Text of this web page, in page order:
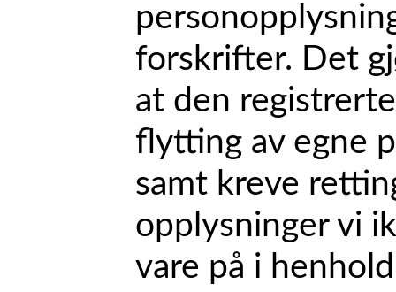
forskrifter. Det
at den
flytting av egne
samt kreve
opplysninger vi
vare på i